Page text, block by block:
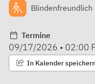
Blindenfreundlich
Termine
09/17/2026 • 02:00
In Kalender